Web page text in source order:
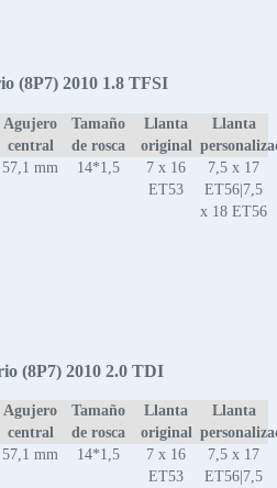
(8P7) 2010 1.8 TFSI
Agujero
central
Tamaño
de rosca
Llanta
original
Llanta
57,1 mm 14*1,5
7 x 16
ET53
7,5 x 17
ET56|7,5
x 18 ET56
(8P7) 2010 2.0 TDI
Agujero
central
Tamaño
de rosca
Llanta
original
Llanta
57,1 mm 14*1,5
7 x 16
ET53
7,5 x 17
ET56|7,5